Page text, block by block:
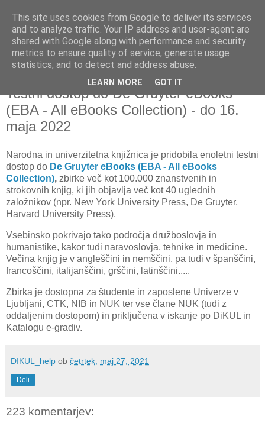
četrtek, 27. maj 2021
Testni dostop do De Gruyter eBooks
(EBA - All eBooks Collection) - do 16.
maja 2022
Narodna in univerzitetna knjižnica je pridobila enoletni testni
dostop do De Gruyter eBooks (EBA - All eBooks
Collection), zbirke več kot 100.000 znanstvenih in
strokovnih knjig, ki jih objavlja več kot 40 uglednih
založnikov (npr. New York University Press, De Gruyter,
Harvard University Press).
Vsebinsko pokrivajo tako področja družboslovja in
humanistike, kakor tudi naravoslovja, tehnike in medicine.
Večina knjig je v angleščini in nemščini, pa tudi v španščini,
francoščini, italijanščini, grščini, latinščini.....
Zbirka je dostopna za študente in zaposlene Univerze v
Ljubljani, CTK, NIB in NUK ter vse člane NUK (tudi z
oddaljenim dostopom) in priključena v iskanje po DiKUL in
Katalogu e-gradiv.
DIKUL_help ob četrtek, maj 27, 2021
Deli
223 komentarjev:
This site uses cookies from Google to deliver its services
and to analyze traffic. Your IP address and user-agent are
shared with Google along with performance and security
metrics to ensure quality of service, generate usage
statistics, and to detect and address abuse.
LEARN MORE GOT IT